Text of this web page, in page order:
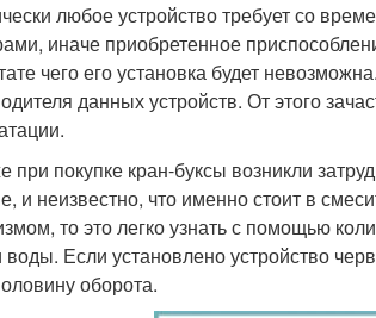
любое устройство требует со
иначе приобретенное
чего его установка будет
данных устройств. От этого
при покупке кран-буксы возникли
и неизвестно, что именно стоит в
то это легко узнать с помощью
воды. Если установлено устройство
оборота.